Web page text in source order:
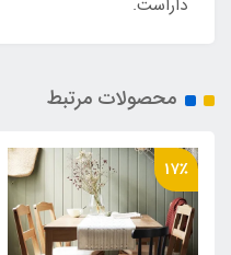
محصولات مرتبط
17٪